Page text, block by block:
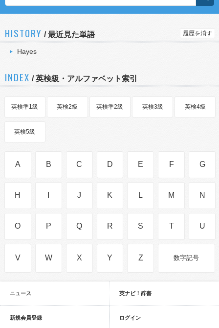
HISTORY /最近見た単語 履歴を消す
Hayes
INDEX / 英検級・アルファベット索引
英検準1級 英検2級 英検準2級 英検3級 英検4級
英検5級
A B C D E F G
H J K L M N
O P Q R S T U
V W X Y Z 数字記号
ニュース 英ナビ！辞書
新規会員登録 ログイン